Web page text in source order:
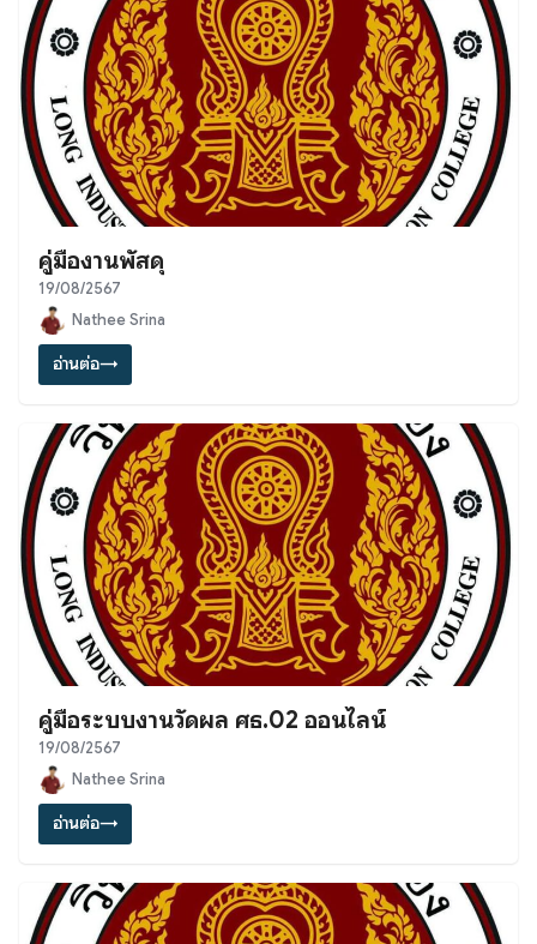
คู่มืองานพัสดุ
19/08/2567
Nathee Srina
อ่านต่อ→
คู่มือระบบงานวัดผล ศธ.02 ออนไลน์
19/08/2567
Nathee Srina
อ่านต่อ→